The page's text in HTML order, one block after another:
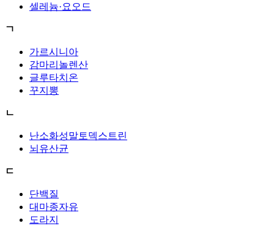
셀레늄·요오드
ㄱ
가르시니아
감마리놀렌산
글루타치온
꾸지뽕
ㄴ
난소화성말토덱스트린
뇌유산균
ㄷ
단백질
대마종자유
도라지